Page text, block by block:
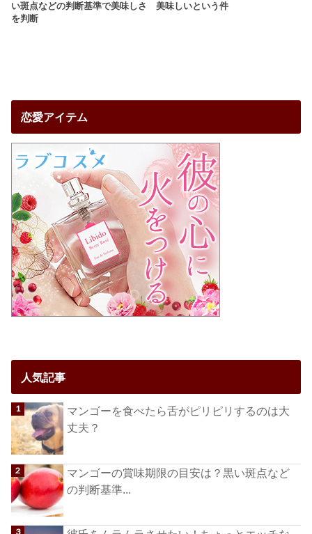
い斑点などの判断基準で美味しさ
を判断
美味しいという件
恋愛アイテム
人気記事
マンゴーを食べたら舌がピリピリするのは大
丈夫？
マンゴーの賞味期限の目安は？黒い斑点など
の判断基準...